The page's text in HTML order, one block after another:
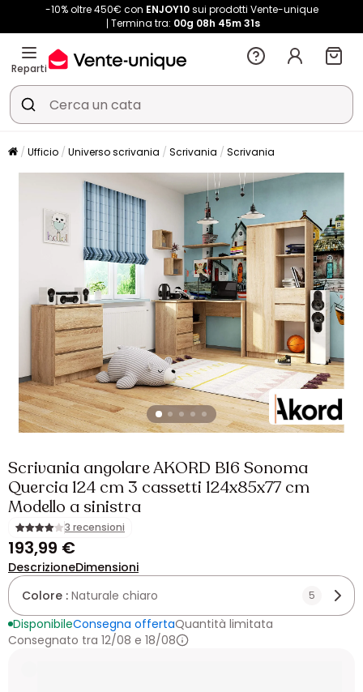
-10% oltre 450€ con ENJOY10sui prodotti Vente-unique
Termina tra: 00g 08h 45m 31s
Reparti
Ufficio Universo scrivania Scrivania Scrivania
Scrivania angolare AKORD B16 Sonoma
Quercia 124 cm 3 cassetti 124x85x77 cm
Modello a sinistra
3 recensioni
193,99 €
DescrizioneDimensioni
Colore : Naturale chiaro 5
DisponibileConsegna offertaQuantità limitata
Consegnato tra 12/08 e 18/08